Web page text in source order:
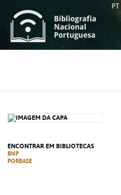
PT
ENCONTRAR EM BIBLIOTECAS
BNP
PORBASE